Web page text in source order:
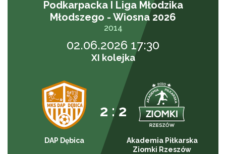
Podkarpacka I Liga Młodzika
Młodszego - Wiosna 2026
2014
02.06.2026 17:30
XI kolejka
2 : 2
DAP Dębica
Akademia Piłkarska
Ziomki Rzeszów